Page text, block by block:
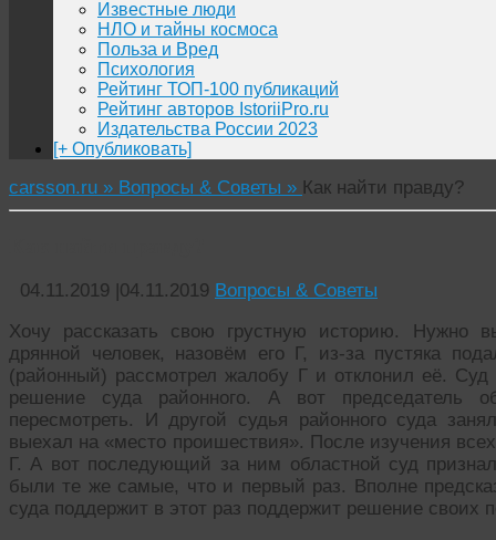
Известные люди
НЛО и тайны космоса
Польза и Вред
Психология
Рейтинг ТОП-100 публикаций
Рейтинг авторов IstoriiPro.ru
Издательства России 2023
[+ Опубликовать]
carsson.ru » Вопросы & Советы » Как найти правду?
04.11.2019 |04.11.2019 Вопросы & Советы
Хочу рассказать свою грустную историю. Нужно
дрянной человек, назовём его Г, из-за пустяка
(районный) рассмотрел жалобу Г и отклонил её.
решение суда районного. А вот председатель
пересмотреть. И другой судья районного суда
выехал на «место проишествия». После изучения
Г. А вот последующий за ним областной суд
были те же самые, что и первый раз. Вполне
суда поддержит в этот раз поддержит решение своих